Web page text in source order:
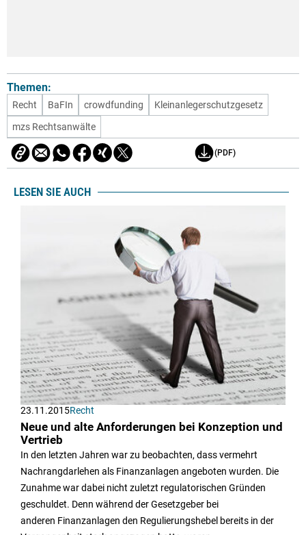
Themen:
Recht BaFIn crowdfunding
Kleinanlegerschutzgesetz
mzs Rechtsanwälte
(PDF)
LESEN SIE AUCH
23.11.2015Recht
Neue und alte Anforderungen bei Konzeption und
Vertrieb
In den letzten Jahren war zu beobachten, dass vermehrt
Nachrangdarlehen als Finanzanlagen angeboten wurden. Die
Zunahme war dabei nicht zuletzt regulatorischen Gründen
geschuldet. Denn während der Gesetzgeber bei
anderen Finanzanlagen den Regulierungshebel bereits in der